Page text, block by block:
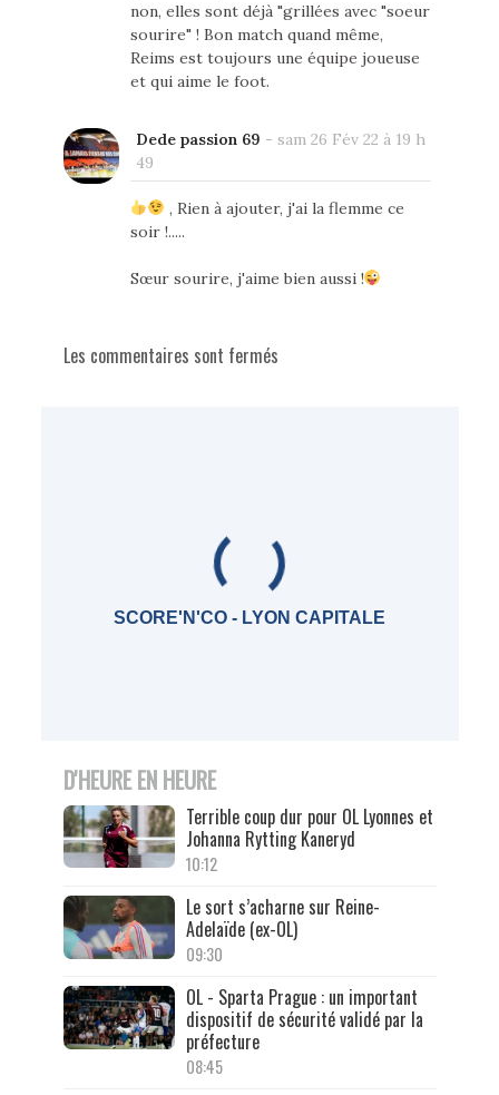
non, elles sont déjà "grillées avec "soeur
sourire" ! Bon match quand même,
Reims est toujours une équipe joueuse
et qui aime le foot.
Dede passion 69 - sam 26 Fév 22 à 19 h
49
, Rien à ajouter, j'ai la flemme ce
soir !.....
Sœur sourire, j'aime bien aussi !
Les commentaires sont fermés
SCORE'N'CO - LYON CAPITALE
D'HEURE EN HEURE
Terrible coup dur pour OL Lyonnes et
Johanna Rytting Kaneryd
10:12
Le sort s’acharne sur Reine-
Adelaïde (ex-OL)
09:30
OL - Sparta Prague : un important
dispositif de sécurité validé par la
préfecture
08:45